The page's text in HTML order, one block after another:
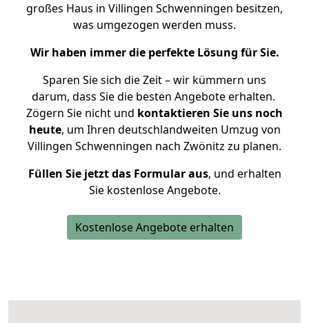
großes Haus in Villingen Schwenningen besitzen,
was umgezogen werden muss.
Wir haben immer die perfekte Lösung für Sie.
Sparen Sie sich die Zeit – wir kümmern uns
darum, dass Sie die besten Angebote erhalten.
Zögern Sie nicht und kontaktieren Sie uns noch
heute, um Ihren deutschlandweiten Umzug von
Villingen Schwenningen nach Zwönitz zu planen.
Füllen Sie jetzt das Formular aus, und erhalten
Sie kostenlose Angebote.
Kostenlose Angebote erhalten